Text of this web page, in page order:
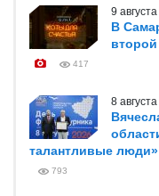
9
В
417
8
талантливые люди»
793